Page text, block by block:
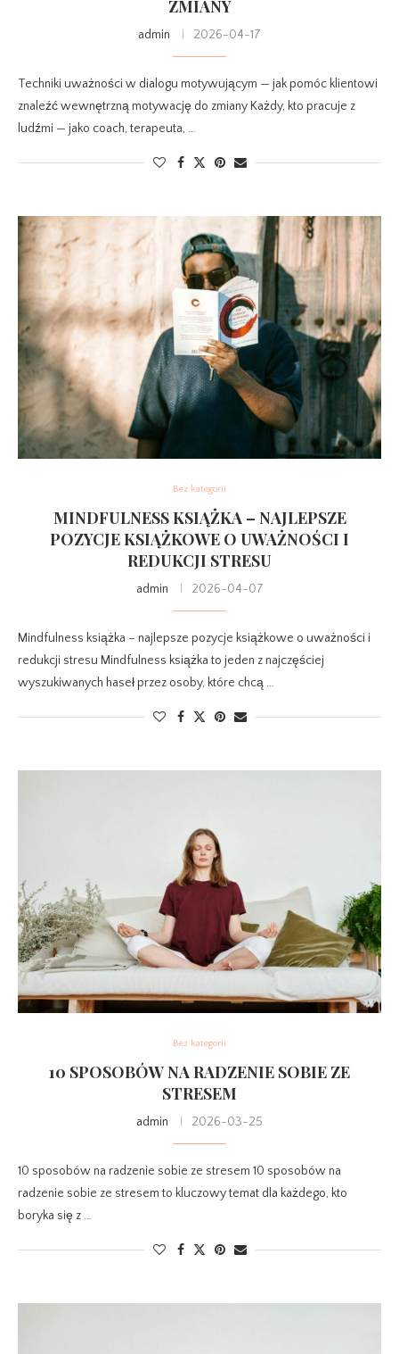
ZMIANY
admin 2026-04-17
Techniki uważności w dialogu motywującym — jak pomóc klientowi
znaleźć wewnętrzną motywację do zmiany Każdy, kto pracuje z
ludźmi — jako coach, terapeuta, …
Bez kategorii
MINDFULNESS KSIĄŻKA – NAJLEPSZE
POZYCJE KSIĄŻKOWE O UWAŻNOŚCI I
REDUKCJI STRESU
admin 2026-04-07
Mindfulness książka – najlepsze pozycje książkowe o uważności i
redukcji stresu Mindfulness książka to jeden z najczęściej
wyszukiwanych haseł przez osoby, które chcą …
Bez kategorii
10 SPOSOBÓW NA RADZENIE SOBIE ZE
STRESEM
admin 2026-03-25
10 sposobów na radzenie sobie ze stresem 10 sposobów na
radzenie sobie ze stresem to kluczowy temat dla każdego, kto
boryka się z …